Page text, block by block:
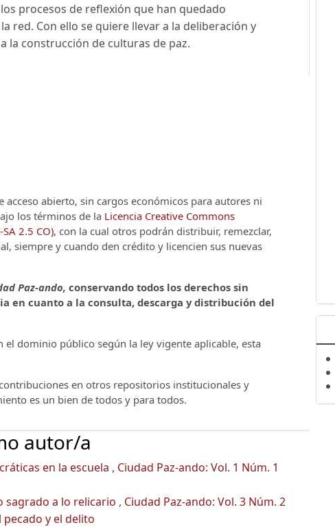
procesos de reflexión que han quedado
red. Con ello se quiere llevar a la deliberación y
la construcción de culturas de paz.
acceso abierto, sin cargos económicos para autores ni
los términos de la Licencia Creative Commons
2.5 CO), con la cual otros podrán distribuir, remezclar,
siempre y cuando den crédito y licencien sus nuevas
Paz-ando, conservando todos los derechos sin
en cuanto a la consulta, descarga y distribución del
el dominio público según la ley vigente aplicable, esta
en otros repositorios institucionales y
es un bien de todos y para todos.
autor/a
en la escuela , Ciudad Paz-ando: Vol. 1 Núm. 1
sagrado a lo relicario , Ciudad Paz-ando: Vol. 3 Núm. 2
pecado y el delito